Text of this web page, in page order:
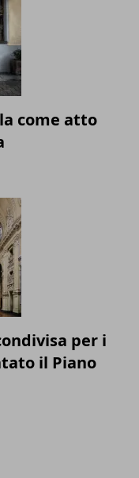
come atto
per i
il Piano